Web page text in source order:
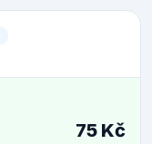
75 Kč